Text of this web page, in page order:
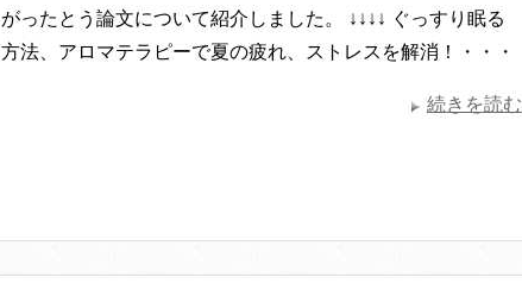
がったとう論文について紹介しました。 ↓↓↓↓ ぐっすり眠る
方法、アロマテラピーで夏の疲れ、ストレスを解消！・・・
続きを読む